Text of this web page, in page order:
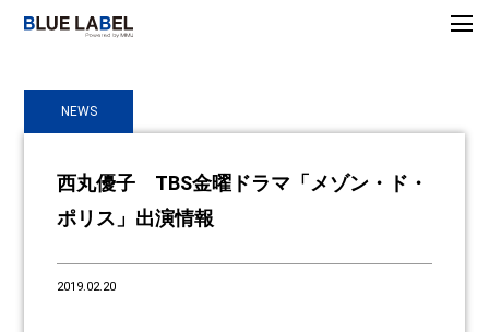
西丸優子 TBS金曜ドラマ「メゾン・ド・
ポリス」出演情報
2019.02.20
NEWS